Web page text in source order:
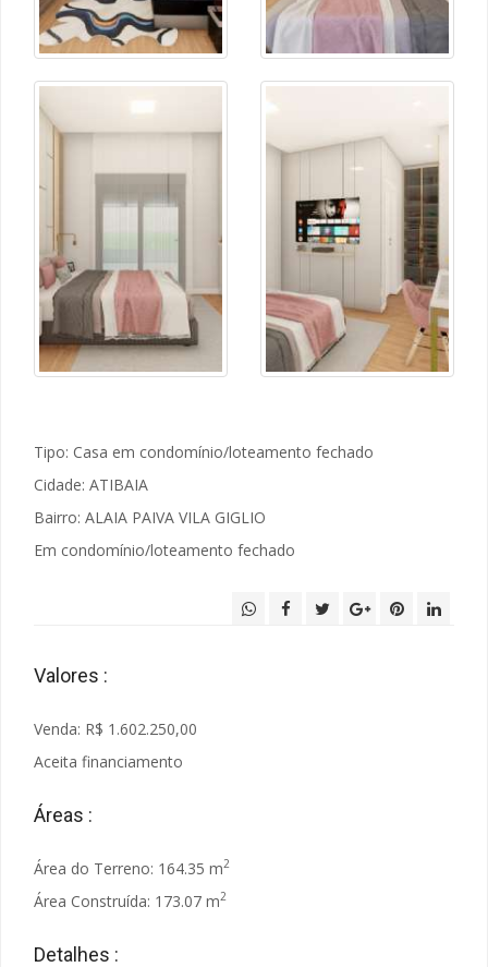
Tipo: Casa em condomínio/loteamento fechado
Cidade: ATIBAIA
Bairro: ALAIA PAIVA VILA GIGLIO
Em condomínio/loteamento fechado
Valores :
Venda: R$ 1.602.250,00
Aceita financiamento
Áreas :
Área do Terreno: 164.35 m2
Área Construída: 173.07 m2
Detalhes :